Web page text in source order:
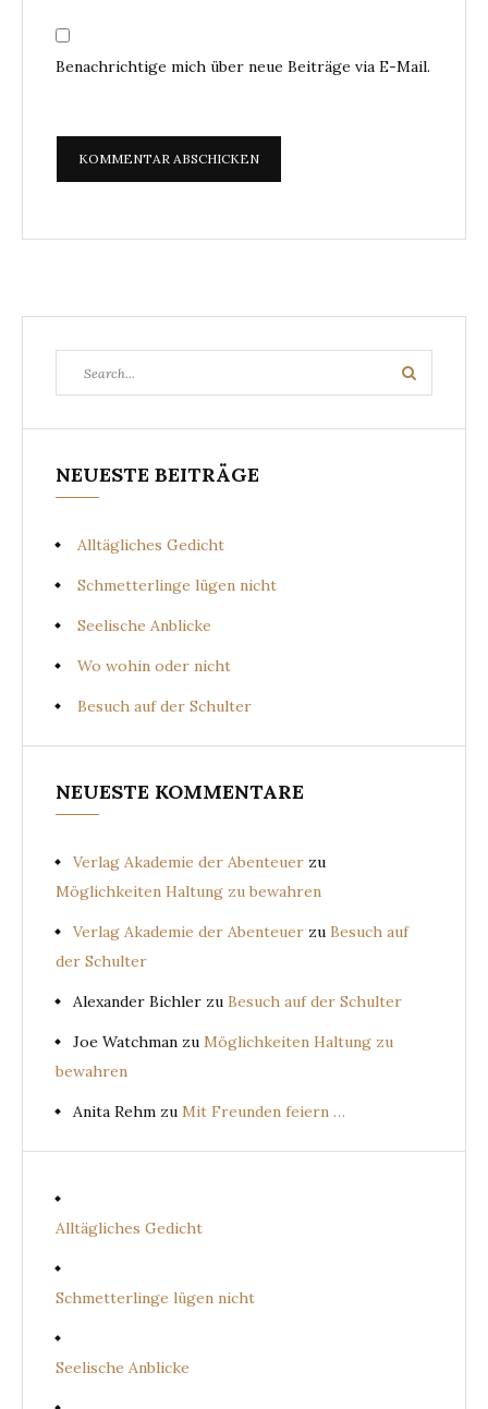
Benachrichtige mich über neue Beiträge via E-Mail.
for:
Search
NEUESTE BEITRÄGE
Alltägliches Gedicht
Schmetterlinge lügen nicht
Seelische Anblicke
Wo wohin oder nicht
Besuch auf der Schulter
NEUESTE KOMMENTARE
Verlag Akademie der Abenteuer zu
Möglichkeiten Haltung zu bewahren
Verlag Akademie der Abenteuer zu Besuch auf
der Schulter
Alexander Bichler zu Besuch auf der Schulter
Joe Watchman zu Möglichkeiten Haltung zu
bewahren
Anita Rehm zu Mit Freunden feiern …
Alltägliches Gedicht
Schmetterlinge lügen nicht
Seelische Anblicke